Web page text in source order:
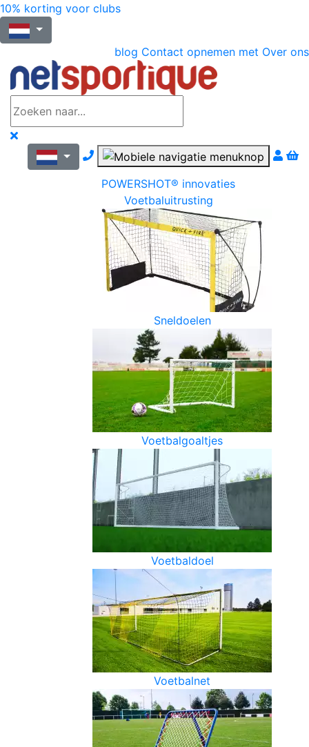
10% korting voor clubs
blog Contact opnemen met Over ons
Nous contacter par téléphone
POWERSHOT® innovaties
Voetbaluitrusting
Sneldoelen
Voetbalgoaltjes
Voetbaldoel
Voetbalnet